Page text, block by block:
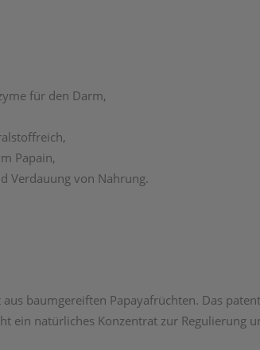
für den Darm,
Papain,
Verdauung von Nahrung.
baumgereiften Papayafrüchten. Das
ein natürliches Konzentrat zur